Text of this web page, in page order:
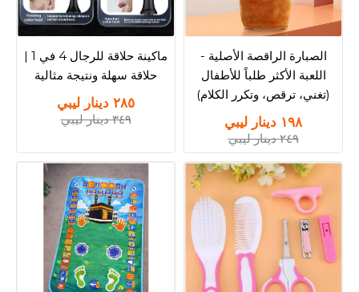
الصبارة الراقصة الأصلية -
اللعبة الأكثر طلباً للأطفال
(تغني، ترقص، وتكرر الكلام)
١٩٨ دينار ليبي
٢٤٩ دينار ليبي
ماكينة حلاقة للرجال 4 في 1 |
حلاقة سهلة ونتيجة مثالية
٢٨٥ دينار ليبي
٣٤٩ دينار ليبي